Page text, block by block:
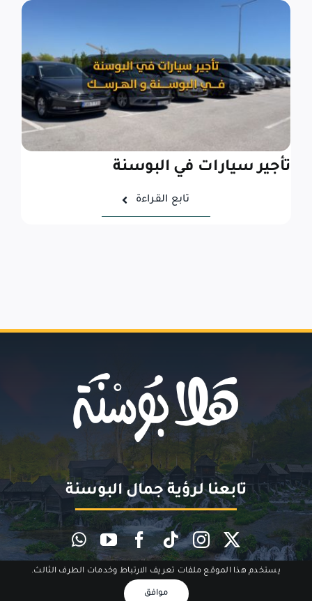
تأجير سيارات في البوسنة
تابع القراءة
تابعنا لرؤية جمال البوسنة
يستخدم هذا الموقع ملفات تعريف الارتباط وخدمات الطرف الثالث.
موافق